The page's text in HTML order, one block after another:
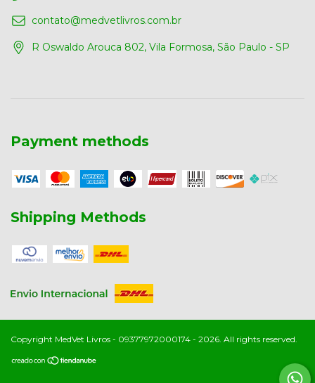
contato@medvetlivros.com.br
R Oswaldo Arouca 802, Vila Formosa, São Paulo - SP
Payment methods
Shipping Methods
Copyright MedVet Livros - 09377972000174 - 2026. All rights reserved.